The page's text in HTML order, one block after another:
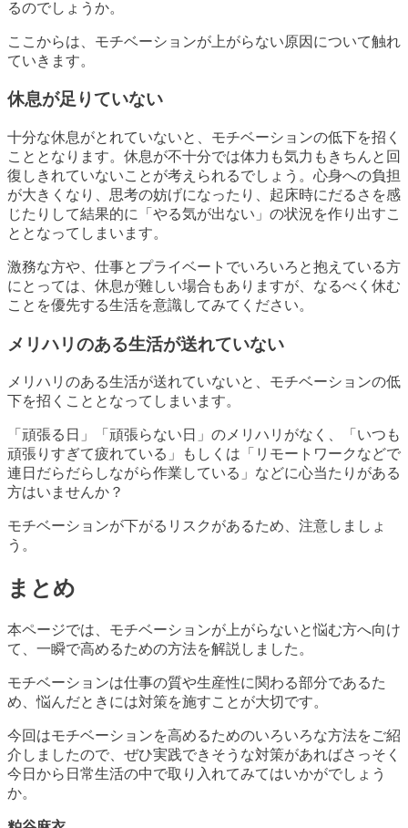
るのでしょうか。
ここからは、モチベーションが上がらない原因について触れ
ていきます。
休息が足りていない
十分な休息がとれていないと、モチベーションの低下を招く
こととなります。休息が不十分では体力も気力もきちんと回
復しきれていないことが考えられるでしょう。心身への負担
が大きくなり、思考の妨げになったり、起床時にだるさを感
じたりして結果的に「やる気が出ない」の状況を作り出すこ
ととなってしまいます。
激務な方や、仕事とプライベートでいろいろと抱えている方
にとっては、休息が難しい場合もありますが、なるべく休む
ことを優先する生活を意識してみてください。
メリハリのある生活が送れていない
メリハリのある生活が送れていないと、モチベーションの低
下を招くこととなってしまいます。
「頑張る日」「頑張らない日」のメリハリがなく、「いつも
頑張りすぎて疲れている」もしくは「リモートワークなどで
連日だらだらしながら作業している」などに心当たりがある
方はいませんか？
モチベーションが下がるリスクがあるため、注意しましょ
う。
まとめ
本ページでは、モチベーションが上がらないと悩む方へ向け
て、一瞬で高めるための方法を解説しました。
モチベーションは仕事の質や生産性に関わる部分であるた
め、悩んだときには対策を施すことが大切です。
今回はモチベーションを高めるためのいろいろな方法をご紹
介しましたので、ぜひ実践できそうな対策があればさっそく
今日から日常生活の中で取り入れてみてはいかがでしょう
か。